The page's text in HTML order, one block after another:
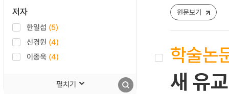
저자
한일섭 (5)
신경원 (4)
이종욱 (4)
펼치기
원문보기
학술논
새 유